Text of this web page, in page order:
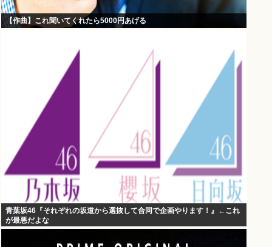
【作曲】これ聞いてくれたら5000円あげる
青葉坂46『それぞれの坂道から選抜して合同で企画やります！』←これ
が最悪だよな